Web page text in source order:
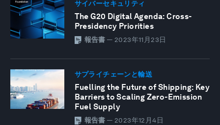
サイバーセキュリティ
The G20 Digital Agenda: Cross-
Presidency Priorities
報告書 — 2023年11月23日
サプライチェーンと輸送
Fuelling the Future of Shipping: Key
Barriers to Scaling Zero-Emission
Fuel Supply
報告書 — 2023年12月4日